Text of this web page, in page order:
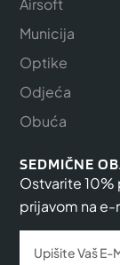
Airsoft
Municija
Optike
Odjeća
Obuća
SEDMIČNE
Ostvarite 10%
prijavom na e-